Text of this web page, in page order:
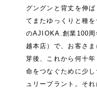
グングンと背丈を伸
てまたゆっくりと種
のAJIOKA.創業100周
越本店）で、お客さ
芽後、これから何十
命をつなぐために少
ュリープラント。そ